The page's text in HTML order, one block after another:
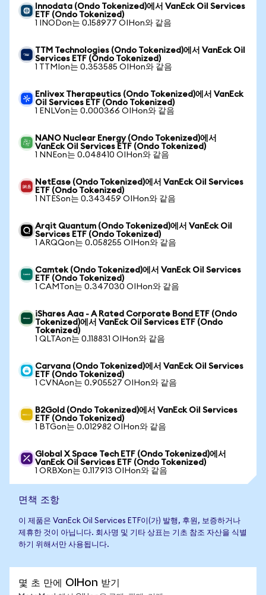
Innodata (Ondo Tokenized)에서 VanEck Oil Services
ETF (Ondo Tokenized)
1 INODon는 0.158977 OIHon와 같음
TTM Technologies (Ondo Tokenized)에서 VanEck Oil
Services ETF (Ondo Tokenized)
1 TTMIon는 0.353585 OIHon와 같음
Enlivex Therapeutics (Ondo Tokenized)에서 VanEck
Oil Services ETF (Ondo Tokenized)
1 ENLVon는 0.000366 OIHon와 같음
NANO Nuclear Energy (Ondo Tokenized)에서
VanEck Oil Services ETF (Ondo Tokenized)
1 NNEon는 0.048410 OIHon와 같음
NetEase (Ondo Tokenized)에서 VanEck Oil Services
ETF (Ondo Tokenized)
1 NTESon는 0.343459 OIHon와 같음
Arqit Quantum (Ondo Tokenized)에서 VanEck Oil
Services ETF (Ondo Tokenized)
1 ARQQon는 0.058255 OIHon와 같음
Camtek (Ondo Tokenized)에서 VanEck Oil Services
ETF (Ondo Tokenized)
1 CAMTon는 0.347030 OIHon와 같음
iShares Aaa - A Rated Corporate Bond ETF (Ondo
Tokenized)에서 VanEck Oil Services ETF (Ondo
Tokenized)
1 QLTAon는 0.118831 OIHon와 같음
Carvana (Ondo Tokenized)에서 VanEck Oil Services
ETF (Ondo Tokenized)
1 CVNAon는 0.905527 OIHon와 같음
B2Gold (Ondo Tokenized)에서 VanEck Oil Services
ETF (Ondo Tokenized)
1 BTGon는 0.012982 OIHon와 같음
Global X Space Tech ETF (Ondo Tokenized)에서
VanEck Oil Services ETF (Ondo Tokenized)
1 ORBXon는 0.117913 OIHon와 같음
면책 조항
이 제품은 VanEck Oil Services ETF이(가) 발행, 후원, 보증하거나
제휴한 것이 아닙니다. 회사명 및 기타 상표는 기초 참조 자산을 식별
하기 위해서만 사용됩니다.
몇 초 만에 OIHon 받기